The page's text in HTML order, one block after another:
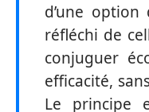
d’une option
réfléchi de
conjuguer
efficacité,
Le principe